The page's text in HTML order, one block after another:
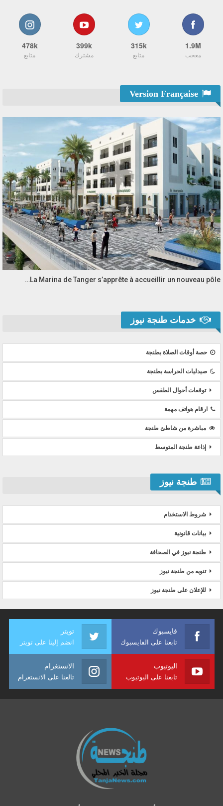
1.9M
معجب
315k
متابع
399k
مشترك
478k
متابع
La Marina de Tanger s’apprête à accueillir un nouveau pôle…
خدمات طنجة نيوز
حصة أوقات الصلاة بطنجة
صيدليات الحراسة بطنجة
توقعات أحوال الطقس
ارقام هواتف مهمة
مباشرة من شاطئ طنجة
إذاعة طنجة المتوسط
طنجة نيوز
شروط الاستخدام
بيانات قانونية
طنجة نيوز في الصحافة
تنويه من طنجة نيوز
للإعلان على طنجة نيوز
فايسبوك
تابعنا على الفايسبوك
تويتر
انضم إلينا على تويتر
اليوتيوب
تابعنا على اليوتيوب
الانستغرام
تالعنا على الانستغرام